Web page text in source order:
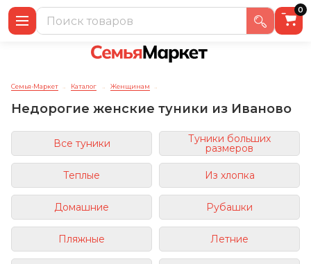
0
Семья-Маркет → Каталог → Женщинам →
Недорогие женские туники из Иваново
Все туники Туники больших
размеров
Теплые Из хлопка
Домашние Рубашки
Пляжные Летние